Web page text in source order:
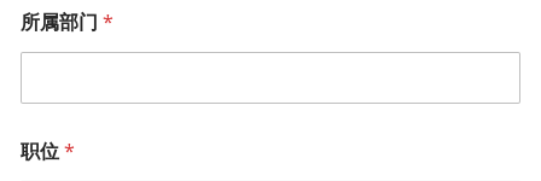
所属部门 *
职位*